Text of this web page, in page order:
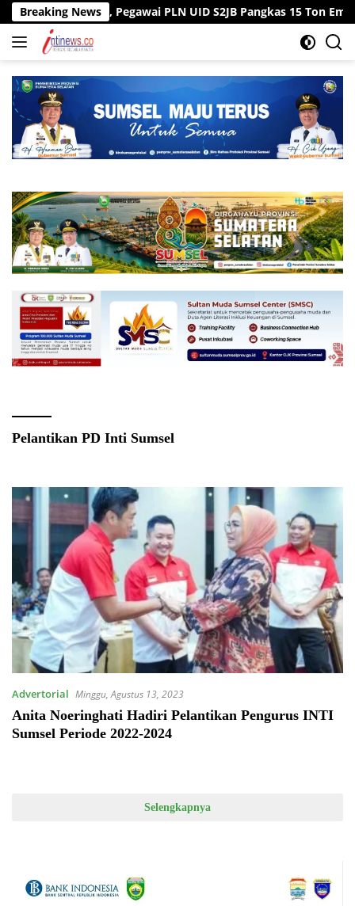
Langsung
ke
konten
Breaking News
Kantor, Pegawai PLN UID S2JB Pangkas 15 Ton Emisi Karbon
Pelantikan PD Inti Sumsel
Advertorial Minggu, Agustus 13, 2023
Anita Noeringhati Hadiri Pelantikan Pengurus INTI
Sumsel Periode 2022-2024
Selengkapnya